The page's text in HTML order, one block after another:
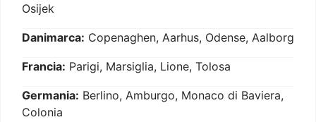
Osijek
Danimarca: Copenaghen, Aarhus, Odense, Aalborg
Francia: Parigi, Marsiglia, Lione, Tolosa
Germania: Berlino, Amburgo, Monaco di Baviera,
Colonia